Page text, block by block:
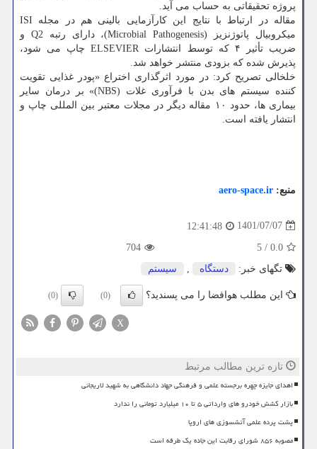
پروژه تحقیقاتی به حساب می آید.
مقاله در ارتباط با نتایج این کارآزمایی بالینی هم در مجله ISI
میکروبیال پاتوژنزیز (Microbial Pathogenesis)، دارای رتبه Q2 و
ضریب تأثیر ۴ که توسط انتشارات ELSEVIER چاپ می شود،
پذیرش شده که بزودی منتشر خواهد شد.
خلخالی تصریح کرد: در مورد اثرگذاری اختراع «پودر غذایی تقویت
کننده سیستم های بدن با فرآوری غلات (NBS)» بر درمان سایر
بیماری ها، حدود ۱۰ مقاله دیگر در مجلات معتبر بین المللی چاپ و
انتشار یافته است.
منبع: aero-space.ir
1401/07/07
12:41:48
0.0
/
5
704
تگهای خبر:
دستگاه , سیستم
این مطلب هوافضا را می پسندید؟ (0)
(0)
X
تازه ترین مطالب مرتبط
اهدای جایزه چهره برجسته علمی و فرهنگی جهاد دانشگاهی به شهید لاریجانی
بازار کشش خودرو های وارداتی ۵ تا ۱۰ میلیارد تومانی را ندارد
پشت پرده علمی آتشسوزی های اروپا
مصوبه ۸۵۶ شورای رقابت این جاده یک طرفه است